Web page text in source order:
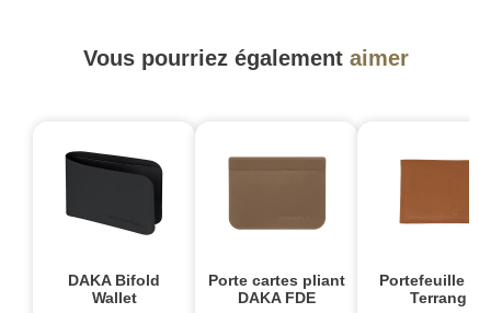
Vous pourriez également aimer
DAKA Bifold
Wallet
Porte cartes pliant
DAKA FDE
Portefeuille
Terrang